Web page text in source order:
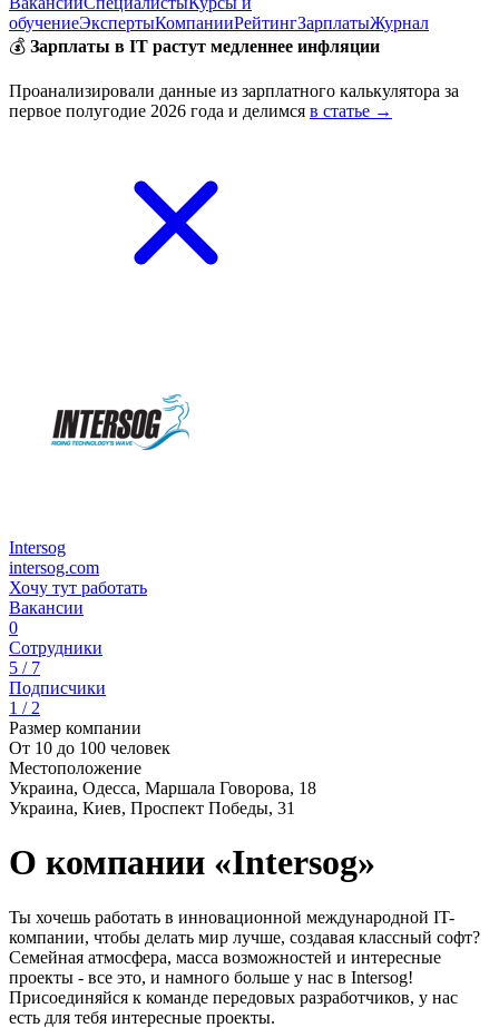
обучениеЭкспертыКомпанииРейтингЗарплатыЖурнал
💰 Зарплаты в IT растут медленнее инфляции
Проанализировали данные из зарплатного калькулятора за
первое полугодие 2026 года и делимся в статье →
Intersog
intersog.com
Хочу тут работать
Вакансии
0
Сотрудники
5 / 7
Подписчики
1 / 2
Размер компании
От 10 до 100 человек
Местоположение
Украина, Одесса, Маршала Говорова, 18
Украина, Киев, Проспект Победы, 31
О компании «Intersog»
Ты хочешь работать в инновационной международной IT-
компании, чтобы делать мир лучше, создавая классный софт?
Семейная атмосфера, масса возможностей и интересные
проекты - все это, и намного больше у нас в Intersog!
Присоединяйся к команде передовых разработчиков, у нас
есть для тебя интересные проекты.